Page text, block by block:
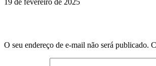
19 de fevereiro de 2025
O seu endereço de e-mail não será publicado.